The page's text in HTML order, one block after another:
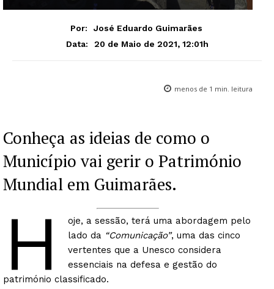
Por:
José Eduardo Guimarães
Data:
20 de Maio de 2021, 12:01h
menos de 1 min. leitura
Conheça as ideias de como o
Município vai gerir o Património
Mundial em Guimarães.
H
oje, a sessão, terá uma abordagem pelo
lado da “Comunicação”, uma das cinco
vertentes que a Unesco considera
essenciais na defesa e gestão do
património classificado.